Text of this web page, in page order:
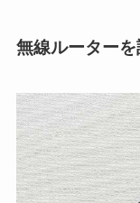
無線ルーター